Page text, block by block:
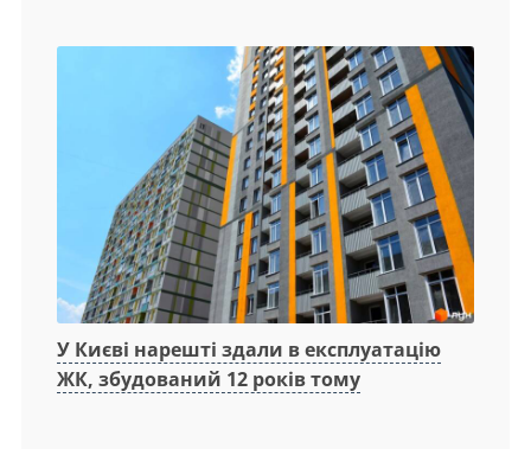
У Києві нарешті здали в експлуатацію
ЖК, збудований 12 років тому